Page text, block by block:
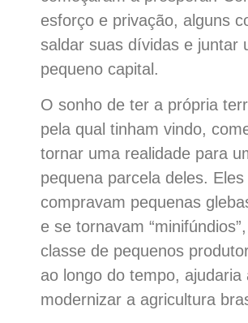
esforço e privação, alguns
saldar suas dívidas e juntar
pequeno capital.
O sonho de ter a própria
pela qual tinham vindo,
tornar uma realidade para
pequena parcela deles. Eles
compravam pequenas
e se tornavam
classe de pequenos
ao longo do tempo, ajudaria
modernizar a agricultura